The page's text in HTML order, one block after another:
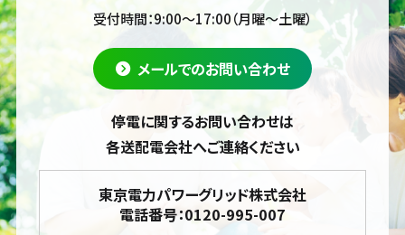
受付時間：9:00～17:00（月曜～土曜）
メールでのお問い合わせ
停電に関するお問い合わせは
各送配電会社へご連絡ください
東京電力パワーグリッド株式会社
電話番号：0120-995-007